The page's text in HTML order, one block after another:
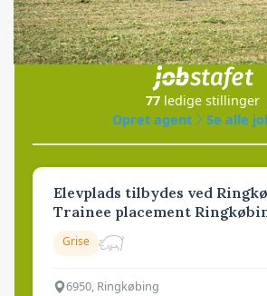
Jobs
i samarbejde med
77 ledige stillinger
Opret agent
Se alle
Elevplads tilbydes ved
Trainee placement
Grise
6950, Ringkøbing